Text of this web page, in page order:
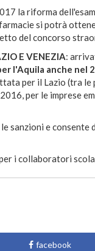
la riforma
si potrà
del concorso
E VENEZIA:
l'Aquila anche nel
per il Lazio (tra
per le imprese
sanzioni e
i collaboratori
facebook